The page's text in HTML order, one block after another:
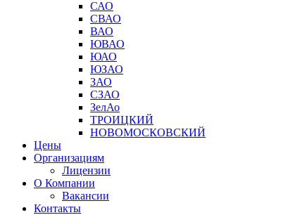
САО
СВАО
ВАО
ЮВАО
ЮАО
ЮЗАО
ЗАО
СЗАО
ЗелАо
ТРОИЦКИЙ
НОВОМОСКОВСКИЙ
Цены
Организациям
Лицензии
О Компании
Вакансии
Контакты